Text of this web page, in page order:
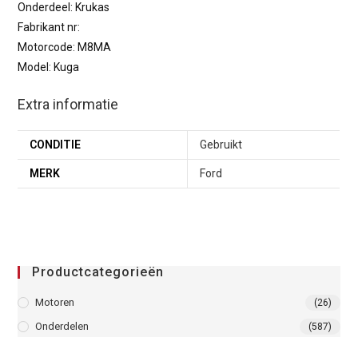
Onderdeel: Krukas
Fabrikant nr:
Motorcode: M8MA
Model: Kuga
Extra informatie
CONDITIE Gebruikt
MERK Ford
Productcategorieën
Motoren (26)
Onderdelen (587)